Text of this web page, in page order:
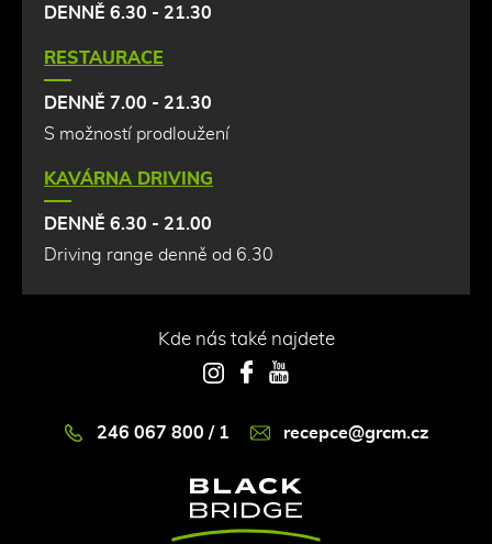
Kde nás také najdete
Instagram
FacebookYouTube
246 067 800 / 1 recepce@grcm.cz
DENNĚ 6.30 - 21.30
RESTAURACE
DENNĚ 7.00 - 21.30
S možností prodloužení
KAVÁRNA DRIVING
DENNĚ 6.30 - 21.00
Driving range denně od 6.30